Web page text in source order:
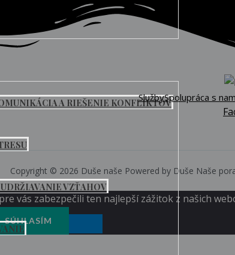
A RIEŠENIE KONFLIKTOV
VZŤAHOV
SlužbySpolupráca s
Copyright © 2026 Duše naše Powered by Duše Naše
vás zabezpečili ten najlepší zážitok z našich
SÚHLASÍM